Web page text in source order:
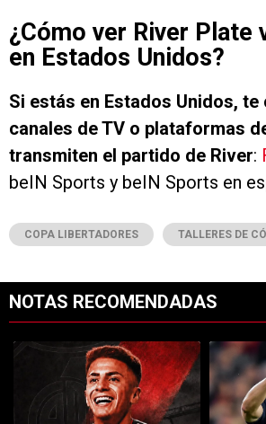
¿Cómo ver River Plate
en Estados Unidos?
Si estás en Estados Unidos,
canales de TV o plataformas
transmiten el partido de River:
beIN Sports y beIN Sports en
COPA LIBERTADORES TALLERES DE
NOTAS RECOMENDADAS
Un artículo de tendencia con el títuloUn